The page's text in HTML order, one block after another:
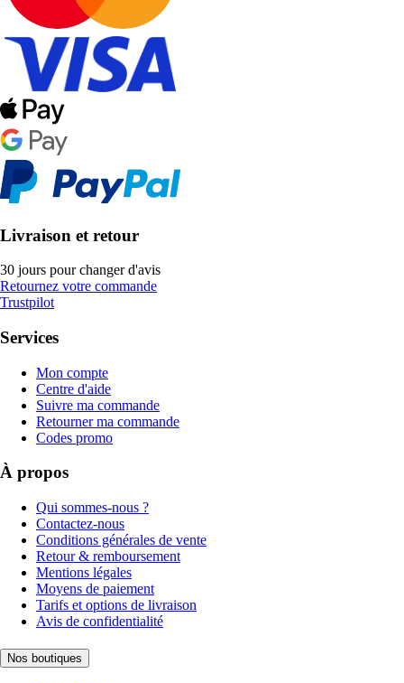
Livraison et retour
30 jours pour changer d'avis
Retournez votre commande
Trustpilot
Services
Mon compte
Centre d'aide
Suivre ma commande
Retourner ma commande
Codes promo
À propos
Qui sommes-nous ?
Contactez-nous
Conditions générales de vente
Retour & remboursement
Mentions légales
Moyens de paiement
Tarifs et options de livraison
Avis de confidentialité
Nos boutiques